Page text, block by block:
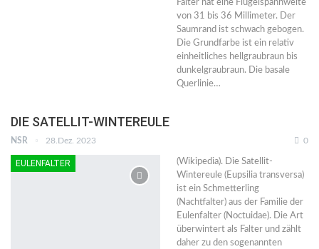
Falter hat eine Flügelspannweite
von 31 bis 36 Millimeter. Der
Saumrand ist schwach gebogen.
Die Grundfarbe ist ein relativ
einheitliches hellgraubraun bis
dunkelgraubraun. Die basale
Querlinie…
DIE SATELLIT-WINTEREULE
NSR 28.Dez. 2023 0
EULENFALTER
(Wikipedia). Die Satellit-
Wintereule (Eupsilia transversa)
ist ein Schmetterling
(Nachtfalter) aus der Familie der
Eulenfalter (Noctuidae). Die Art
überwintert als Falter und zählt
daher zu den sogenannten